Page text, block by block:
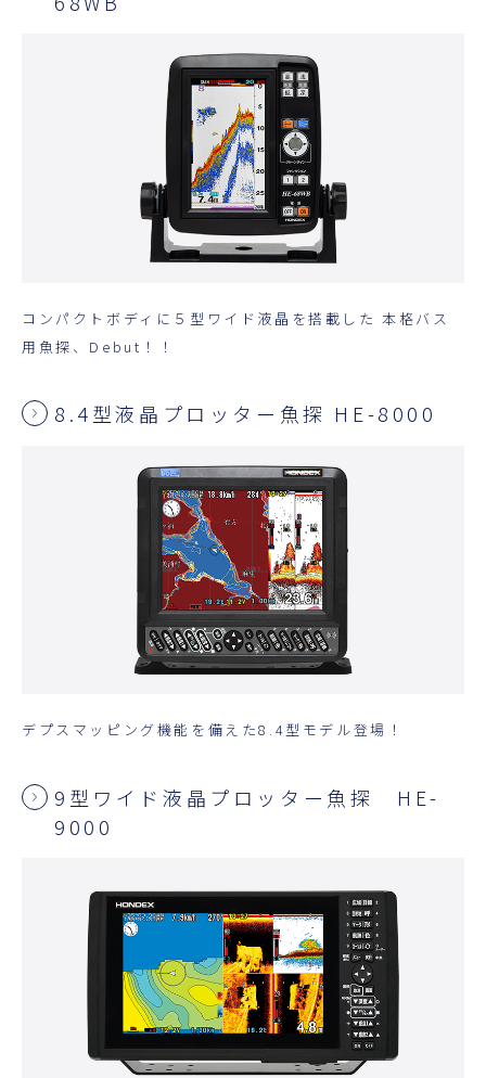
コンパクトボディに５型ワイド液晶を搭載した 本格バス
用魚探、Debut！！
8.4型液晶プロッター魚探 HE-8000
デプスマッピング機能を備えた8.4型モデル登場！
9型ワイド液晶プロッター魚探 HE-
9000